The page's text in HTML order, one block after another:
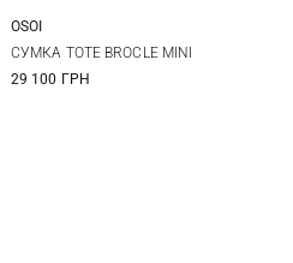
One Size
OSOI
СУМКА TOTE BROCLE MINI
29 100 ГРН